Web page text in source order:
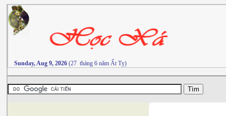
Sunday, Aug 9, 2026 (27 tháng 6 năm Ất Tỵ)